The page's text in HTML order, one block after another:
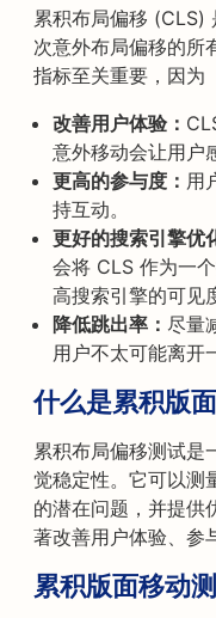
累积布局偏移 (CLS)
次意外布局偏移的所
指标至关重要，因为
改善用户体验：
意外移动会让用户
更高的参与度： 用
持互动。
更好的搜索引擎优
会将 CLS 作为一
高搜索引擎的可见
降低跳出率： 尽量
用户不太可能离开
什么是累积版
累积布局偏移测试是
觉稳定性。它可以测
的潜在问题，并提供
著改善用户体验、参
累积版面移动